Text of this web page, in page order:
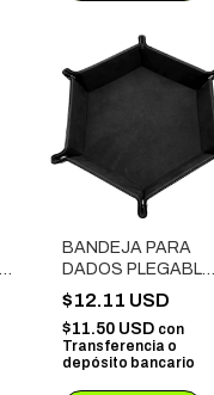
BANDEJA PARA
DADOS PLEGABLE
DE TERCIOPELO
NEGRO
$12.11 USD
$11.50 USD con
Transferencia o
depósito bancario